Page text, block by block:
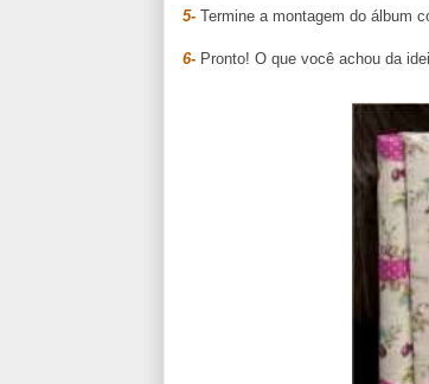
5- Termine a montagem do álbum
6- Pronto! O que você achou da